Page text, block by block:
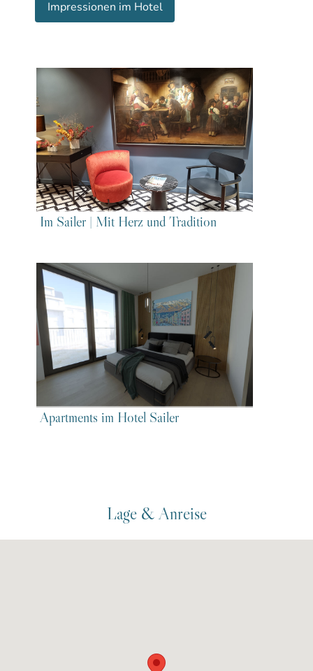
Impressionen im Hotel
Im Sailer | Mit Herz und Tradition
Apartments im Hotel Sailer
Lage & Anreise